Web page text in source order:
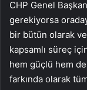
CHP Genel
gerekiyorsa
bir bütün olarak
kapsamlı süreç
hem güçlü hem
farkında olarak